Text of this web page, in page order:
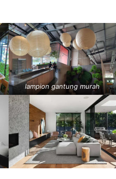
lampion gantung murah